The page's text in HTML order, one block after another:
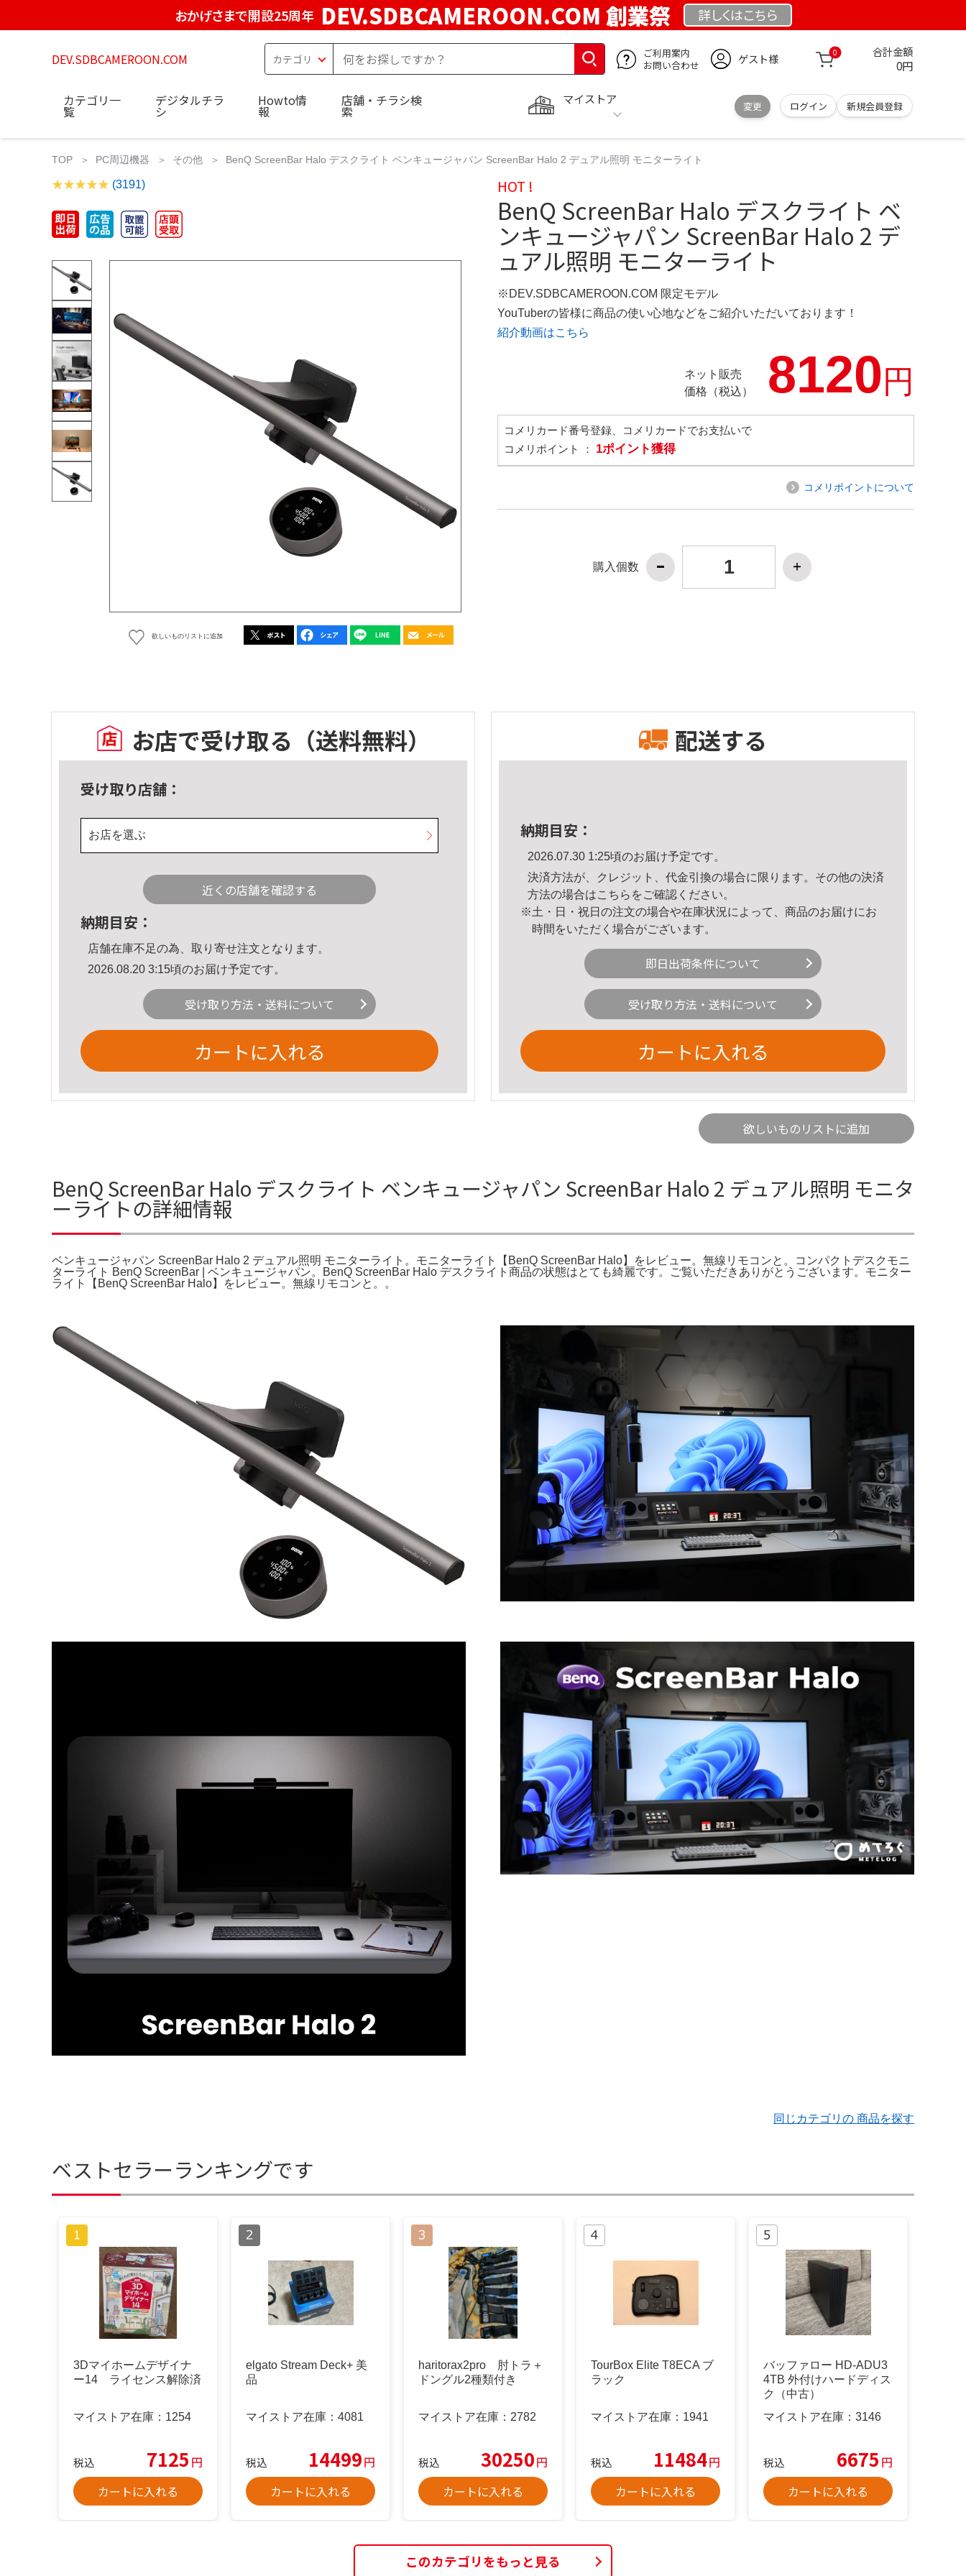
おかげさまで開設25周年 DEV.SDBCAMEROON.COM 創業祭 詳しくはこちら
DEV.SDBCAMEROON.COM
ご利用案内
お問い合わせ
ゲスト様 0 合計金額
0円
マイストア
変更 ログイン 新規会員登録
カテゴリ一
覧
デジタルチラ
シ
Howto情
報
店舗・チラシ検
索
TOP PC周辺機器 その他 BenQ ScreenBar Halo デスクライト ベンキュージャパン ScreenBar Halo 2 デュアル照明 モニターライト
(3191)
欲しいものリストに追加
HOT !
BenQ ScreenBar Halo デスクライト ベ
ンキュージャパン ScreenBar Halo 2 デ
ュアル照明 モニターライト
※DEV.SDBCAMEROON.COM 限定モデル
YouTuberの皆様に商品の使い心地などをご紹介いただいております！
紹介動画はこちら
ネット販売
価格（税込）
8120円
コメリカード番号登録、コメリカードでお支払いで
コメリポイント ： 1ポイント獲得
コメリポイントについて
購入個数
お店で受け取る （送料無料）
受け取り店舗：
お店を選ぶ
近くの店舗を確認する
納期目安：
店舗在庫不足の為、取り寄せ注文となります。
2026.08.20 3:15頃のお届け予定です。
受け取り方法・送料について
カートに入れる
配送する
納期目安：
2026.07.30 1:25頃のお届け予定です。
決済方法が、クレジット、代金引換の場合に限ります。その他の決済
方法の場合はこちら をご確認ください。
※土・日・祝日の注文の場合や在庫状況によって、商品のお届けにお
時間をいただく場合がございます。
即日出荷条件について
受け取り方法・送料について
カートに入れる
欲しいものリストに追加
BenQ ScreenBar Halo デスクライト ベンキュージャパン ScreenBar Halo 2 デュアル照明 モニタ
ーライトの詳細情報
ベンキュージャパン ScreenBar Halo 2 デュアル照明 モニターライト。モニターライト【BenQ ScreenBar Halo】をレビュー。無線リモコンと。コンパクトデスクモニ
ターライト BenQ ScreenBar | ベンキュージャパン。BenQ ScreenBar Halo デスクライト商品の状態はとても綺麗です。ご覧いただきありがとうございます。モニター
ライト【BenQ ScreenBar Halo】をレビュー。無線リモコンと。。
同じカテゴリの 商品を探す
ベストセラーランキングです
3Dマイホームデザイナ
ー14 ライセンス解除済
マイストア在庫： 1254
税込 7125 円
カートに入れる
elgato Stream Deck+ 美
品
マイストア在庫： 4081
税込 14499円
カートに入れる
haritorax2pro 肘トラ＋
ドングル2種類付き
マイストア在庫： 2782
税込 30250円
カートに入れる
TourBox Elite T8ECA ブ
ラック
マイストア在庫： 1941
税込 11484円
カートに入れる
バッファロー HD-ADU3
4TB 外付けハードディス
ク（中古）
マイストア在庫： 3146
税込 6675 円
カートに入れる
このカテゴリをもっと見る